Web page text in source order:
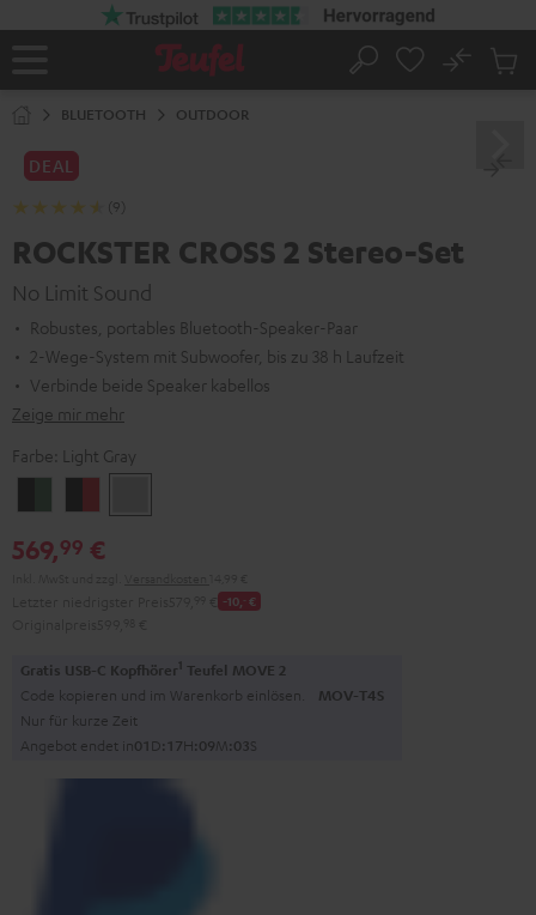
Startseite
Suche
No
BLUETOOTH OUTDOOR
DEAL
(9)
ROCKSTER CROSS 2 Stereo-Set
No Limit Sound
Robustes, portables Bluetooth-Speaker-Paar
2-Wege-System mit Subwoofer, bis zu 38 h Laufzeit
Verbinde beide Speaker kabellos
Zeige mir mehr
Farbe:
Light Gray
Green
&
Red
Gray
569,99 €
-10,‐ €
Gratis USB-C Kopfhörer1 Teufel MOVE 2
Code kopieren und im Warenkorb einlösen. MOV-T4S
Nur für kurze Zeit
Angebot endet in01D:17H:09M:02S